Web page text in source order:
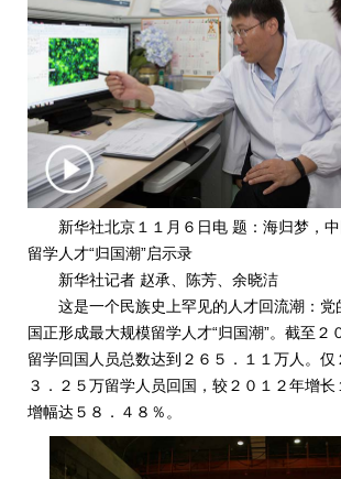
新华社北京１１月６日电 题：海归梦，
留学人才“归国潮”启示录
新华社记者 赵承、陈芳、余晓洁
这是一个民族史上罕见的人才回流潮：党
国正形成最大规模留学人才“归国潮”。截至２
留学回国人员总数达到２６５．１１万人。仅
３．２５万留学人员回国，较２０１２年增长
增幅达５８．４８％。